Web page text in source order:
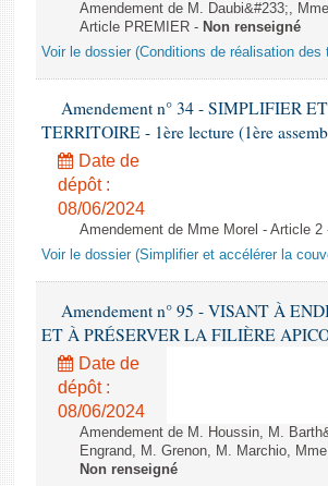
Amendement de M. Daubi&#233;,
Article PREMIER - Non renseigné
Voir le dossier (Conditions de réalisation
Amendement n° 34 - SIMPLIFIER
TERRITOIRE - 1ère lecture (1ère
Date de
dépôt :
08/06/2024
Amendement de Mme Morel - Article 2
Voir le dossier (Simplifier et accélérer la
Amendement n° 95 - VISANT À
ET À PRÉSERVER LA FILIÈRE
Date de
dépôt :
08/06/2024
Amendement de M. Houssin, M.
Engrand, M. Grenon, M. Marchio,
Non renseigné